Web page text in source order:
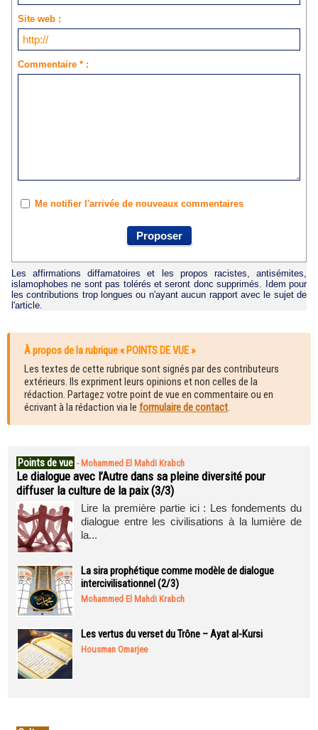
Site web :
Commentaire * :
Me notifier l'arrivée de nouveaux commentaires
Les affirmations diffamatoires et les propos racistes, antisémites,
islamophobes ne sont pas tolérés et seront donc supprimés. Idem pour
les contributions trop longues ou n'ayant aucun rapport avec le sujet de
l'article.
À propos de la rubrique « POINTS DE VUE »
Les textes de cette rubrique sont signés par des contributeurs
extérieurs. Ils expriment leurs opinions et non celles de la
rédaction. Partagez votre point de vue en commentaire ou en
écrivant à la rédaction via le formulaire de contact.
Points de vue - Mohammed El Mahdi Krabch
Le dialogue avec l’Autre dans sa pleine diversité pour
diffuser la culture de la paix (3/3)
Lire la première partie ici : Les fondements du
dialogue entre les civilisations à la lumière de
la...
La sira prophétique comme modèle de dialogue
intercivilisationnel (2/3)
Mohammed El Mahdi Krabch
Les vertus du verset du Trône – Ayat al-Kursi
Housman Omarjee